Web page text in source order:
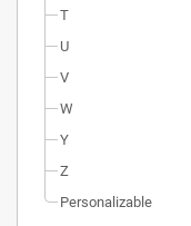
T
U
V
W
Y
Z
Personalizable